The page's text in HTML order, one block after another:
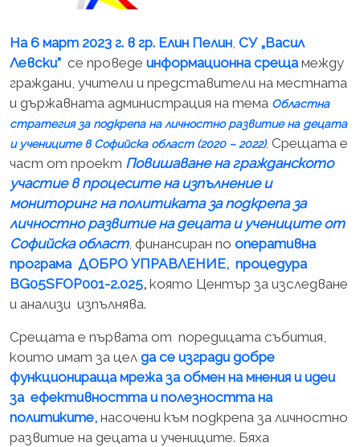
На 6 март 2023 г. в гр. Елин Пелин, СУ „Васил
Левски” се проведе информационна срещамежду
граждани, учители и представители на местната
и държавната администрация на тема Областна
стратегия за подкрепа на личностно развитие на децата
и учениците в Софийска област (2020 – 2022). Срещата е
част от проект Повишаване на гражданското
участие в процесите на изпълнение и
мониторинг на политиката за подкрепа за
личностно развитие на децата и учениците от
Софийска област, финансиран по оперативна
програма ДОБРО УПРАВЛЕНИЕ, процедура
BG05SFOP001-2.025, която Център за изследване
и анализи изпълнява.
Срещата е първата от поредицата събития,
които имат за цел да се изгради добре
функционираща мрежа за обмен на мнения и идеи
за ефективността и полезността на
политиките, насочени към подкрепа за личностно
развитие на децата и учениците. Бяха